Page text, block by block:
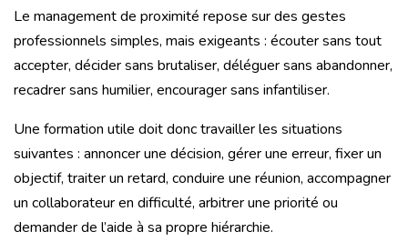
Le management de proximité repose sur des gestes
professionnels simples, mais exigeants : écouter sans tout
accepter, décider sans brutaliser, déléguer sans abandonner,
recadrer sans humilier, encourager sans infantiliser.
Une formation utile doit donc travailler les situations
suivantes : annoncer une décision, gérer une erreur, fixer un
objectif, traiter un retard, conduire une réunion, accompagner
un collaborateur en difficulté, arbitrer une priorité ou
demander de l’aide à sa propre hiérarchie.